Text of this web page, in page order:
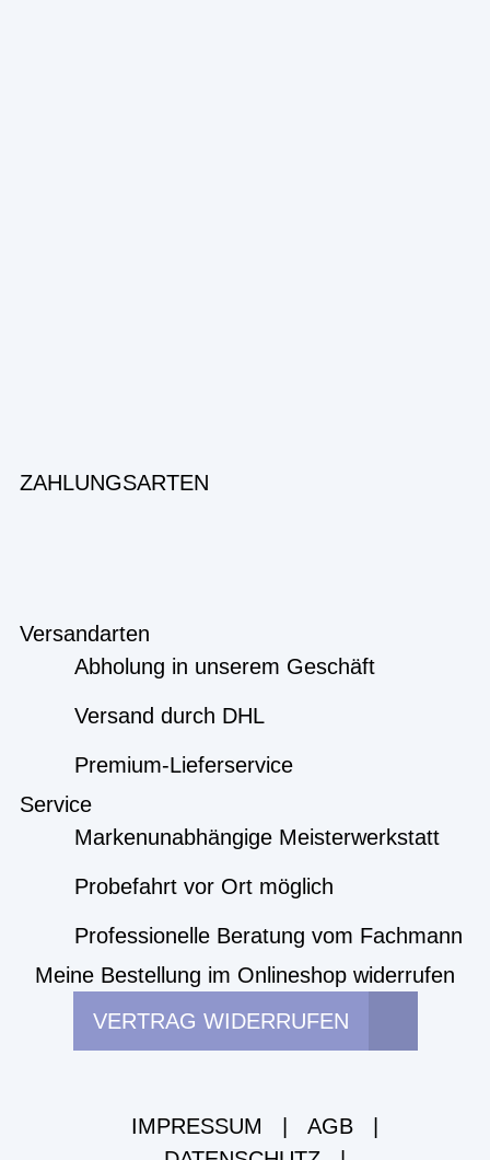
ZAHLUNGSARTEN
Versandarten
Abholung in unserem Geschäft
Versand durch DHL
Premium-Lieferservice
Service
Markenunabhängige Meisterwerkstatt
Probefahrt vor Ort möglich
Professionelle Beratung vom Fachmann
Meine Bestellung im Onlineshop widerrufen
VERTRAG WIDERRUFEN
IMPRESSUM AGB